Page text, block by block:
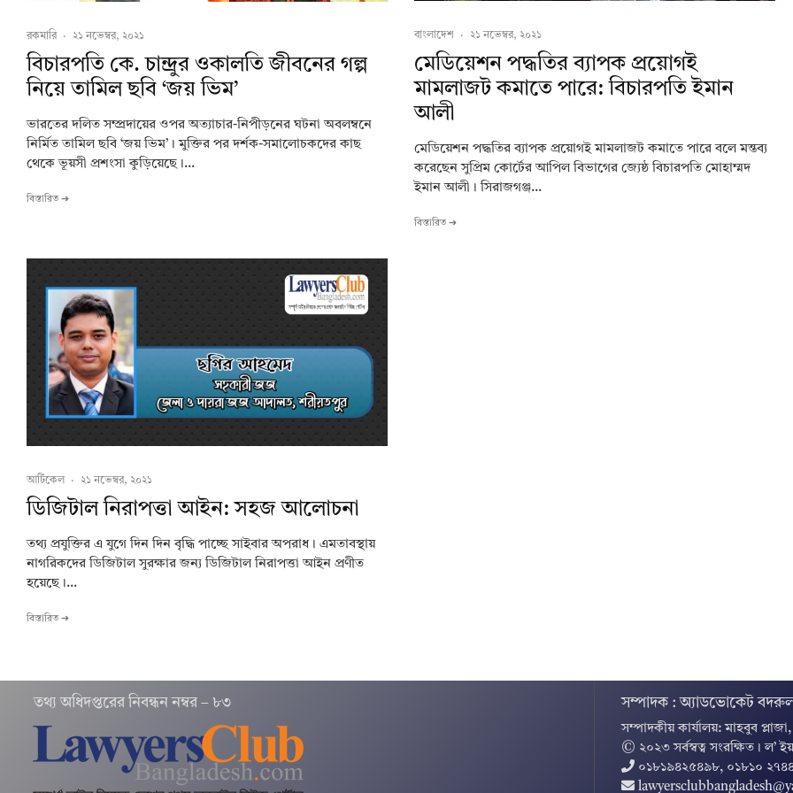
রকমারি · ২১ নভেম্বর, ২০২১
বিচারপতি কে. চান্দ্রুর ওকালতি জীবনের গল্প
নিয়ে তামিল ছবি ‘জয় ভিম’
ভারতের দলিত সম্প্রদায়ের ওপর অত্যাচার-নিপীড়নের ঘটনা অবলম্বনে
নির্মিত তামিল ছবি ‘জয় ভিম’। মুক্তির পর দর্শক-সমালোচকদের কাছ
থেকে ভূয়সী প্রশংসা কুড়িয়েছে।...
বিস্তারিত ➔
বাংলাদেশ · ২১ নভেম্বর, ২০২১
মেডিয়েশন পদ্ধতির ব্যাপক প্রয়োগই
মামলাজট কমাতে পারে: বিচারপতি ইমান
আলী
মেডিয়েশন পদ্ধতির ব্যাপক প্রয়োগই মামলাজট কমাতে পারে বলে মন্তব্য
করেছেন সুপ্রিম কোর্টের আপিল বিভাগের জ্যেষ্ঠ বিচারপতি মোহাম্মদ
ইমান আলী। সিরাজগঞ্জ...
বিস্তারিত ➔
আর্টিকেল · ২১ নভেম্বর, ২০২১
ডিজিটাল নিরাপত্তা আইন: সহজ আলোচনা
তথ্য প্রযুক্তির এ যুগে দিন দিন বৃদ্ধি পাচ্ছে সাইবার অপরাধ। এমতাবস্থায়
নাগরিকদের ডিজিটাল সুরক্ষার জন্য ডিজিটাল নিরাপত্তা আইন প্রণীত
হয়েছে।...
বিস্তারিত ➔
তথ‌্য অ‌ধিদপ্ত‌রের নিবন্ধন নম্বর – ৮৩ সম্পাদক : অ্যাডভোকেট বদরুল
সম্পাদকীয় কার্যালয়: মাহবুব
© ২০২৩ সর্বস্বত্ব সংরক্ষিত । ল’
০১৮১৯৪২৫৪৯৮, ০১৮১০